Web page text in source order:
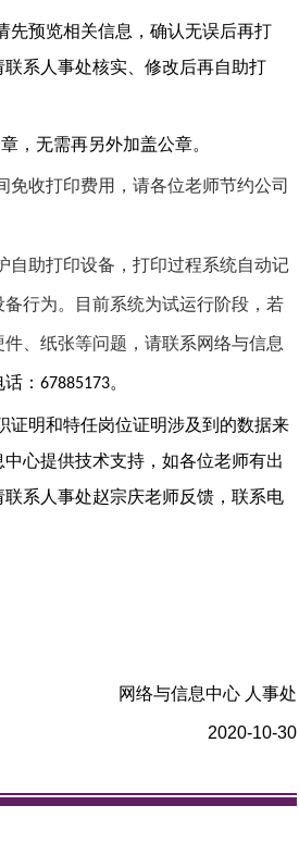
先预览相关信息，确认无误后再打
系人事处核实、修改后再自助打
，无需再另外加盖公章。
免收打印费用，请各位老师节约公司
自助打印设备，打印过程系统自动记
行为。目前系统为试运行阶段，若
、纸张等问题，请联系网络与信息
话：67885173。
证明和特任岗位证明涉及到的数据来
心提供技术支持，如各位老师有出
系人事处赵宗庆老师反馈，联系电
网络与信息中心 人事处
2020-10-30